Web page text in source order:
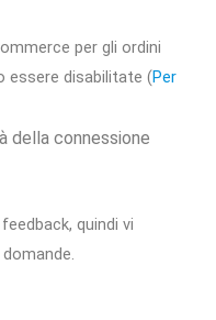
per gli ordini
essere disabilitate (Per
della connessione
quindi vi